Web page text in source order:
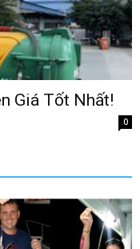
Giá Tốt Nhất!
0